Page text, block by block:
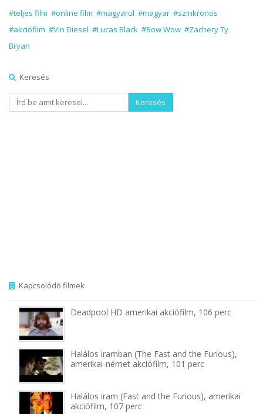
#teljes film #online film #magyarul #magyar #szinkronos
#akciófilm #Vin Diesel #Lucas Black #Bow Wow #Zachery Ty
Bryan
Keresés
Keresés
Kapcsolódó filmek
Deadpool HD amerikai akciófilm, 106 perc
Halálos iramban (The Fast and the Furious),
amerikai-német akciófilm, 101 perc
Halálos iram (Fast and the Furious), amerikai
akciófilm, 107 perc